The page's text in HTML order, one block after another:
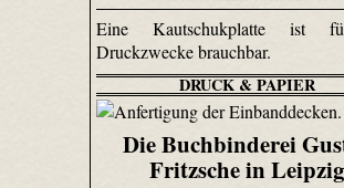
Eine Kautschukplatte ist
Druckzwecke brauchbar.
DRUCK & PAPIER
Die Buchbinderei
Fritzsche in Leipzig